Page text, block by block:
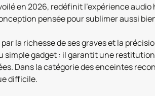
en 2026, redéfinit l'expérience
pensée pour sublimer aussi
la richesse de ses graves et la
simple gadget : il garantit une
Dans la catégorie des enceintes
difficile.